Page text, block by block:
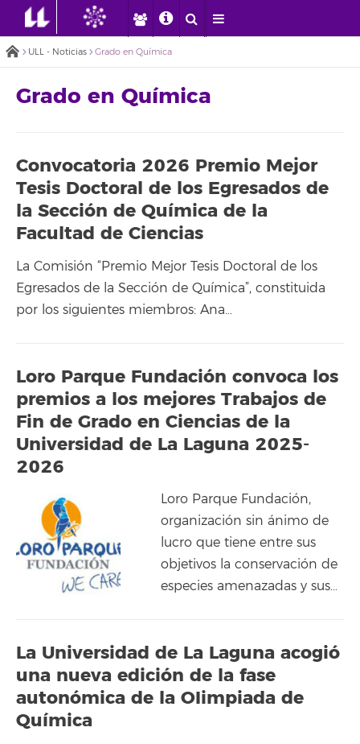
ULL - Noticias Grado en Química
Grado en Química
Convocatoria 2026 Premio Mejor
Tesis Doctoral de los Egresados de
la Sección de Química de la
Facultad de Ciencias
La Comisión “Premio Mejor Tesis Doctoral de los
Egresados de la Sección de Química”, constituida
por los siguientes miembros: Ana…
Loro Parque Fundación convoca los
premios a los mejores Trabajos de
Fin de Grado en Ciencias de la
Universidad de La Laguna 2025-
2026
Loro Parque Fundación,
organización sin ánimo de
lucro que tiene entre sus
objetivos la conservación de
especies amenazadas y sus…
La Universidad de La Laguna acogió
una nueva edición de la fase
autonómica de la OIimpiada de
Química